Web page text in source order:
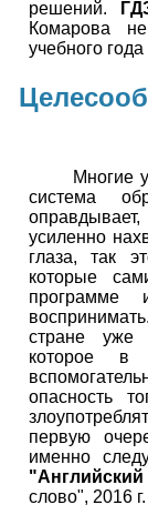
решений.
Комарова
учебного
Многие
система
усиленно
глаза, так
которые
программе
стране уже
которое в
опасность
первую
именно
слово", 2016 г.